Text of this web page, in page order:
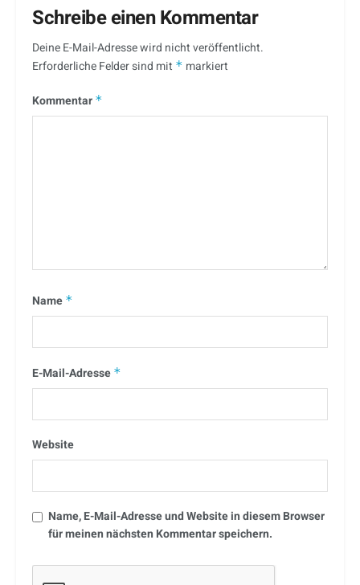
Schreibe einen Kommentar
Deine E-Mail-Adresse wird nicht veröffentlicht.
Erforderliche Felder sind mit * markiert
Kommentar *
Name *
E-Mail-Adresse *
Website
Name, E-Mail-Adresse und Website in diesem Browser
für meinen nächsten Kommentar speichern.